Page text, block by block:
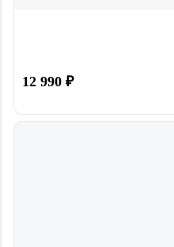
12 990 ₽